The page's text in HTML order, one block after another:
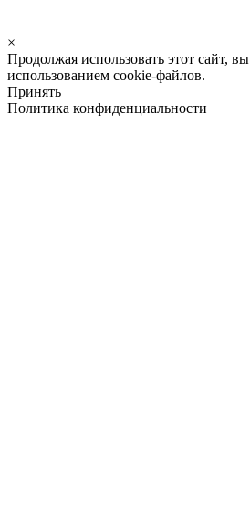
×
Продолжая использовать этот сайт, вы
использованием cookie-файлов.
Принять
Политика конфиденциальности